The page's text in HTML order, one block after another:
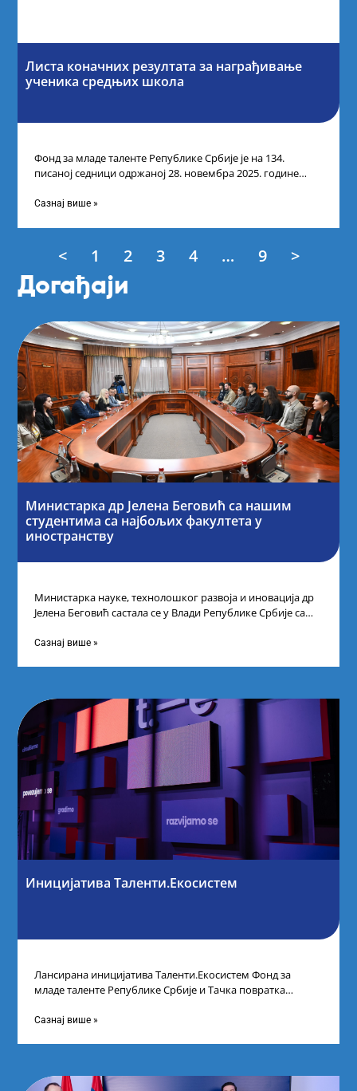
Листа коначних резултата за награђивање
ученика средњих школа
Фонд за младе таленте Републике Србије је на 134.
писаној седници одржаној 28. новембра 2025. године
Сазнај више »
< 1 2 3 4 … 9 >
Догађаји
Министарка др Јелена Беговић са нашим
студентима са најбољих факултета у
иностранству
Министарка науке, технолошког развоја и иновација др
Јелена Беговић састала се у Влади Републике Србије са
Сазнај више »
Иницијатива Таленти.Екосистем
Лансирана иницијатива Таленти.Екосистем Фонд за
младе таленте Републике Србије и Тачка повратка
догађају су се
Сазнај више »